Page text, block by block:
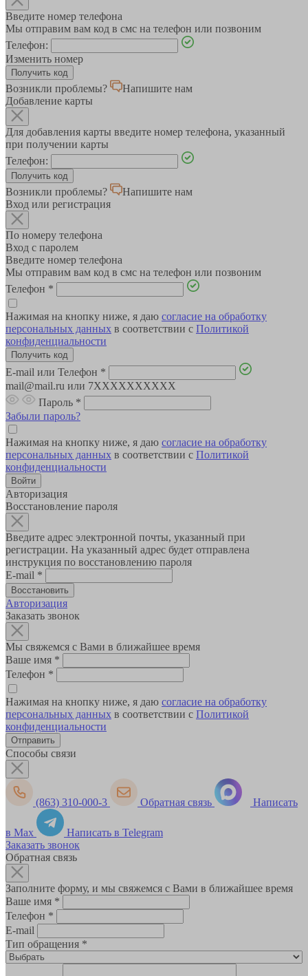
Введите номер телефона
Мы отправим вам код в смс на телефон или позвоним
Телефон:
Изменить номер
Возникли проблемы?
Напишите нам
Добавление карты
Для добавления карты введите номер телефона, указанный
при получении карты
Телефон:
Возникли проблемы?
Напишите нам
Вход или регистрация
По номеру телефона
Вход с паролем
Введите номер телефона
Мы отправим вам код в смс на телефон или позвоним
Телефон *
Нажимая на кнопку ниже, я даю согласие на обработку
персональных данных в соответствии с Политикой
конфиденциальности
E-mail или Телефон *
mail@mail.ru или 7XXXXXXXXXX
Пароль *
Забыли пароль?
Нажимая на кнопку ниже, я даю согласие на обработку
персональных данных в соответствии с Политикой
конфиденциальности
Авторизация
Восстановление пароля
Введите адрес электронной почты, указанный при
регистрации. На указанный адрес будет отправлена
инструкция по восстановлению пароля
E-mail *
Авторизация
Заказать звонок
Мы свяжемся с Вами в ближайшее время
Ваше имя *
Телефон *
Нажимая на кнопку ниже, я даю согласие на обработку
персональных данных в соответствии с Политикой
конфиденциальности
Способы связи
(863) 310-000-3 Обратная связь Написать
в Max
Написать в Telegram
Заказать звонок
Обратная связь
Заполните форму, и мы свяжемся с Вами в ближайшее время
Ваше имя *
Телефон *
E-mail
Тип обращения *